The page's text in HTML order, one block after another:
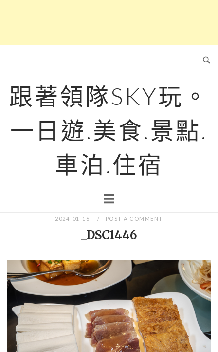
跟著領隊SKY玩。
一日遊.美食.景點.
車泊.住宿
2024-01-16 POST A COMMENT
_DSC1446